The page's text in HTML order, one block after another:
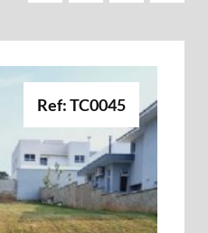
Ref: TC0045